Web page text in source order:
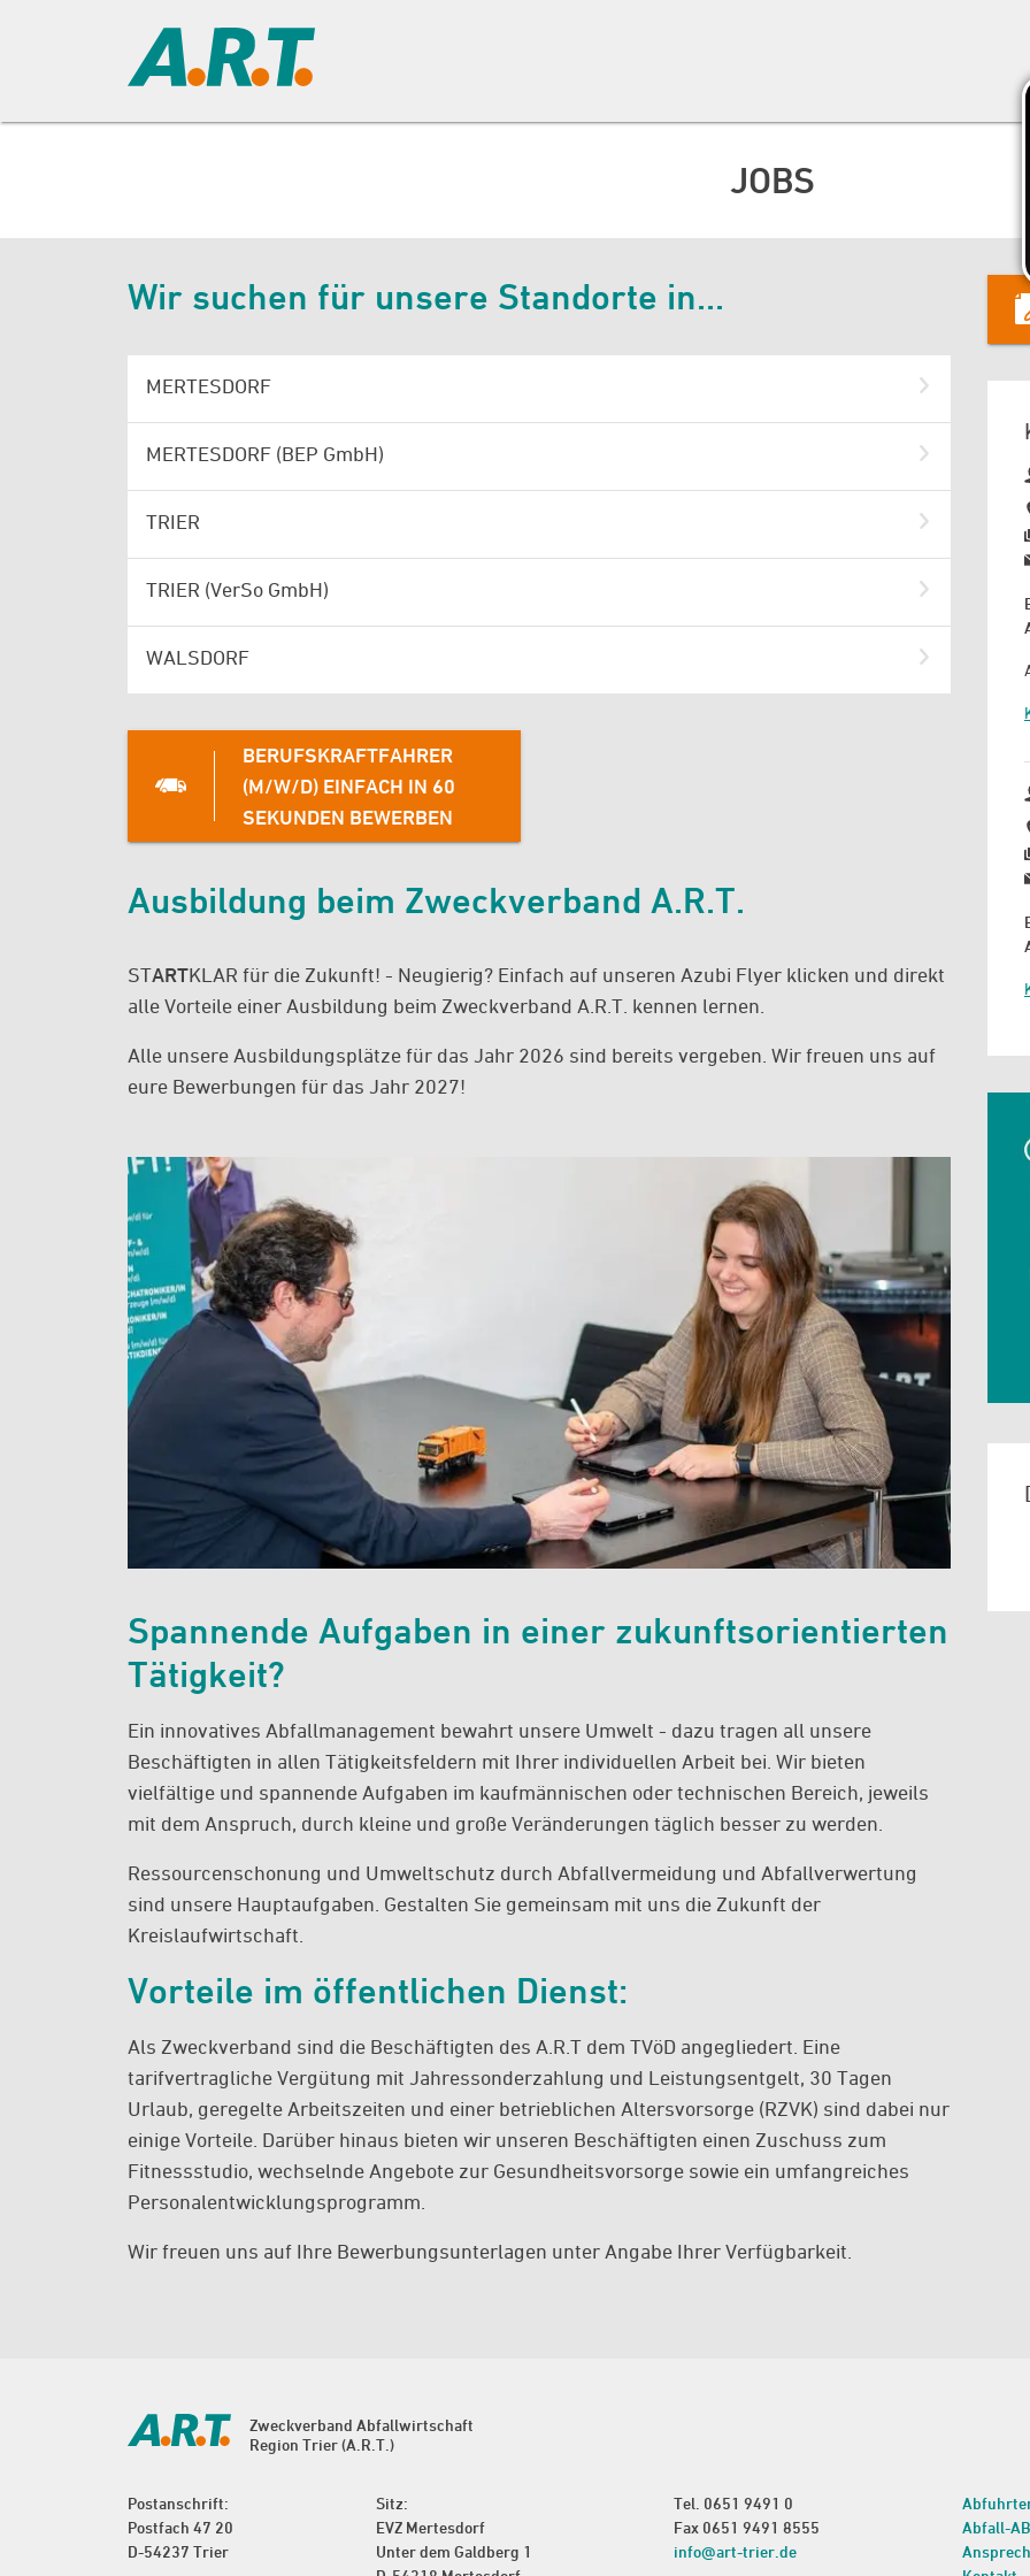
JOBS
Wir suchen für unsere Standorte in...
MERTESDORF
MERTESDORF (BEP GmbH)
TRIER
TRIER (VerSo GmbH)
WALSDORF
BERUFSKRAFTFAHRER
(M/W/D) EINFACH IN 60
SEKUNDEN BEWERBEN
Ausbildung beim Zweckverband A.R.T.
STARTKLAR für die Zukunft! - Neugierig? Einfach auf unseren Azubi Flyer klicken und direkt
alle Vorteile einer Ausbildung beim Zweckverband A.R.T. kennen lernen.
Alle unsere Ausbildungsplätze für das Jahr 2026 sind bereits vergeben. Wir freuen uns auf
eure Bewerbungen für das Jahr 2027!
Spannende Aufgaben in einer zukunftsorientierten
Tätigkeit?
Ein innovatives Abfallmanagement bewahrt unsere Umwelt - dazu tragen all unsere
Beschäftigten in allen Tätigkeitsfeldern mit Ihrer individuellen Arbeit bei. Wir bieten
vielfältige und spannende Aufgaben im kaufmännischen oder technischen Bereich, jeweils
mit dem Anspruch, durch kleine und große Veränderungen täglich besser zu werden.
Ressourcenschonung und Umweltschutz durch Abfallvermeidung und Abfallverwertung
sind unsere Hauptaufgaben. Gestalten Sie gemeinsam mit uns die Zukunft der
Kreislaufwirtschaft.
Vorteile im öffentlichen Dienst:
Als Zweckverband sind die Beschäftigten des A.R.T dem TVöD angegliedert. Eine
tarifvertragliche Vergütung mit Jahressonderzahlung und Leistungsentgelt, 30 Tagen
Urlaub, geregelte Arbeitszeiten und einer betrieblichen Altersvorsorge (RZVK) sind dabei nur
einige Vorteile. Darüber hinaus bieten wir unseren Beschäftigten einen Zuschuss zum
Fitnessstudio, wechselnde Angebote zur Gesundheitsvorsorge sowie ein umfangreiches
Personalentwicklungsprogramm.
Wir freuen uns auf Ihre Bewerbungsunterlagen unter Angabe Ihrer Verfügbarkeit.
Zweckverband Abfallwirtschaft
Region Trier (A.R.T.)
Postanschrift:
Postfach 47 20
D-54237 Trier
Sitz:
EVZ Mertesdorf
Unter dem Galdberg 1
Tel. 0651 9491 0
Fax 0651 9491 8555
info@art-trier.de
Abfall-